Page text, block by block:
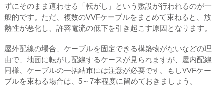
ずにそのまま這わせる「転がし」という敷設が行われるのが一
般的です。ただ、複数のVVFケーブルをまとめて束ねると、放
熱性が悪化し、許容電流の低下を引き起こす原因となります。
屋外配線の場合、ケーブルを固定できる構築物がないなどの理
由で、地面に転がし配線するケースが見られますが、屋内配線
同様、ケーブルの一括結束には注意が必要です。もしVVFケー
ブルを束ねる場合は、5～7本程度に留めておきましょう。